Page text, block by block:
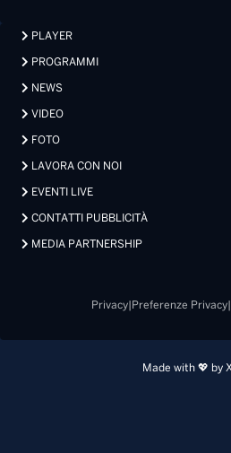
PLAYER
PROGRAMMI
NEWS
VIDEO
FOTO
LAVORA CON NOI
EVENTI LIVE
CONTATTI PUBBLICITÀ
MEDIA PARTNERSHIP
Privacy| Preferenze Privacy|
Made with 💖 by